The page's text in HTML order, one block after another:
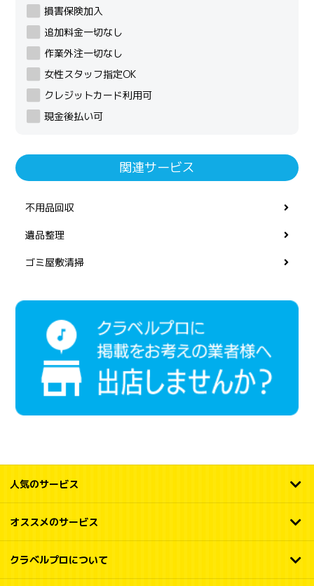
損害保険加入
追加料金一切なし
作業外注一切なし
女性スタッフ指定OK
クレジットカード利用可
現金後払い可
関連サービス
不用品回収
遺品整理
ゴミ屋敷清掃
人気のサービス
オススメのサービス
クラベルプロについて